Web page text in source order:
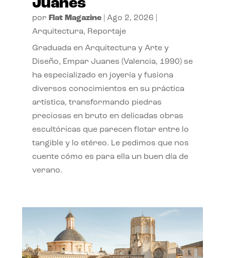
Juanes
por Flat Magazine| Ago 2, 2026
Arquitectura, Reportaje
Graduada en Arquitectura y Arte y
Diseño, Empar Juanes (Valencia, 1990) se
ha especializado en joyería y fusiona
diversos conocimientos en su práctica
artística, transformando piedras
preciosas en bruto en delicadas obras
escultóricas que parecen flotar entre lo
tangible y lo etéreo. Le pedimos que nos
cuente cómo es para ella un buen día de
verano.